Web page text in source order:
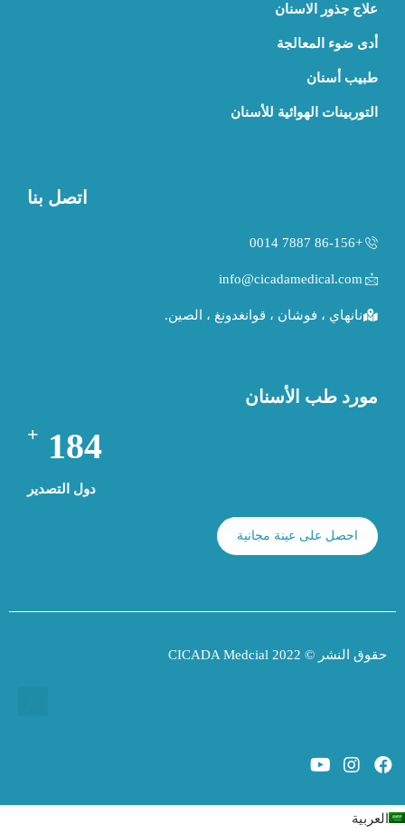
علاج جذور الاسنان
أدى ضوء المعالجة
طبيب أسنان
التوربينات الهوائية للأسنان
اتصل بنا
+86-156 7887 0014
info@cicadamedical.com
نانهاي ، فوشان ، قوانغدونغ ، الصين.
مورد طب الأسنان
194
+
دول التصدير
احصل على عينة مجانية
حقوق النشر © 2022 CICADA Medcial
العربية